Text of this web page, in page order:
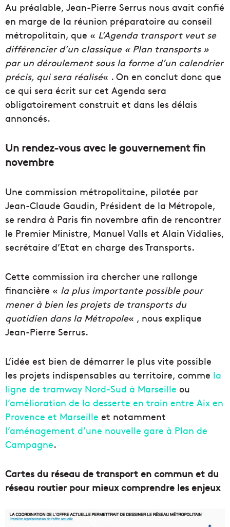
Au préalable, Jean-Pierre Serrus nous avait confié
en marge de la réunion préparatoire au conseil
métropolitain, que « L’Agenda transport veut se
différencier d’un classique « Plan transports »
par un déroulement sous la forme d’un calendrier
précis, qui sera réalisé« . On en conclut donc que
ce qui sera écrit sur cet Agenda sera
obligatoirement construit et dans les délais
annoncés.
Un rendez-vous avec le gouvernement fin
novembre
Une commission métropolitaine, pilotée par
Jean-Claude Gaudin, Président de la Métropole,
se rendra à Paris fin novembre afin de rencontrer
le Premier Ministre, Manuel Valls et Alain Vidalies,
secrétaire d’Etat en charge des Transports.
Cette commission ira chercher une rallonge
financière « la plus importante possible pour
mener à bien les projets de transports du
quotidien dans la Métropole« , nous explique
Jean-Pierre Serrus.
L’idée est bien de démarrer le plus vite possible
les projets indispensables au territoire, comme la
ligne de tramway Nord-Sud à Marseille ou
l’amélioration de la desserte en train entre Aix en
Provence et Marseille et notamment
l’aménagement d’une nouvelle gare à Plan de
Campagne.
Cartes du réseau de transport en commun et du
réseau routier pour mieux comprendre les enjeux